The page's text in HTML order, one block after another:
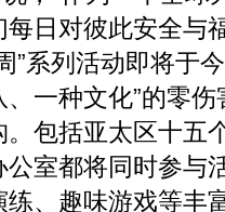
日对彼此安全与
”系列活动即将于
一种文化”的零
包括亚太区十五
室都将同时参与
、趣味游戏等丰